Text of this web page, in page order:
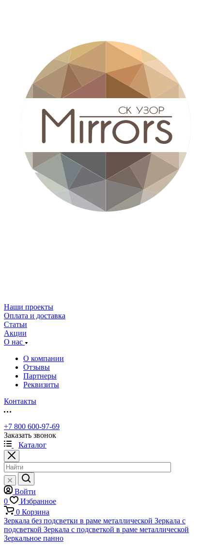
Наши проекты
Оплата и доставка
Статьи
Акции
О нас
О компании
Отзывы
Партнеры
Реквизиты
Контакты
+7 800 600-97-69
Заказать звонок
Каталог
Войти
0
Избранное
0 Корзина
Зеркала без подсветки в раме металлической Зеркала с
подсветкой Зеркала с подсветкой в раме металлической
Зеркальное панно